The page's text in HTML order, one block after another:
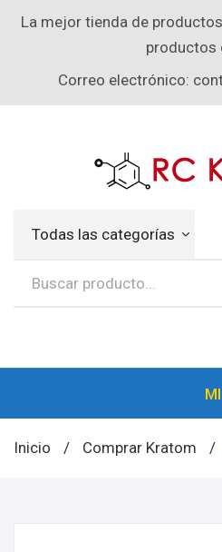
La mejor tienda de
productos
Correo electrónico:
Todas las categorías
Inicio / Comprar Kratom /